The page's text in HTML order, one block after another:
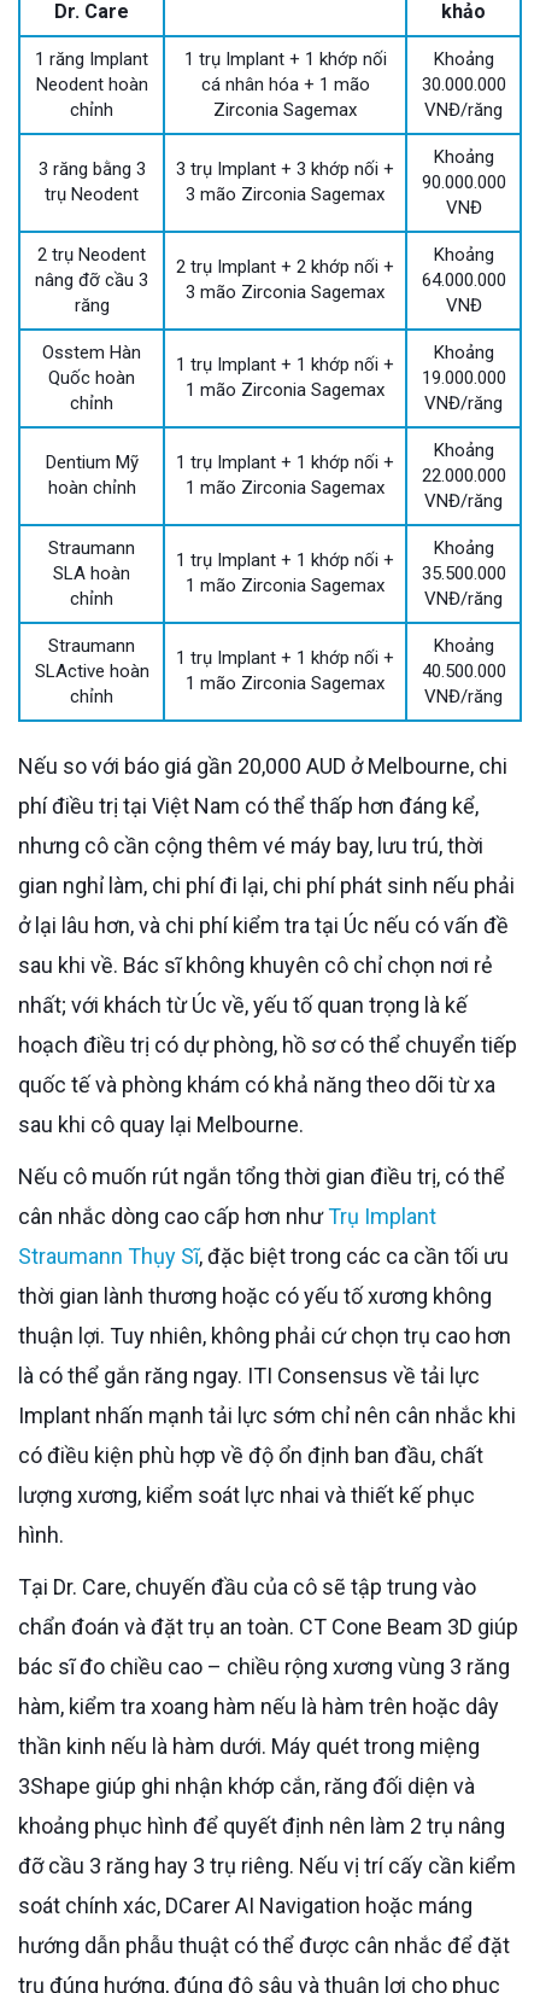
Dr. Care
khảo
1 răng Implant
Neodent hoàn
chỉnh
1 trụ Implant + 1 khớp nối
cá nhân hóa + 1 mão
Zirconia Sagemax
Khoảng
30.000.000
VNĐ/răng
3 răng bằng 3
trụ Neodent
3 trụ Implant + 3 khớp nối +
3 mão Zirconia Sagemax
Khoảng
90.000.000
VNĐ
2 trụ Neodent
nâng đỡ cầu 3
răng
2 trụ Implant + 2 khớp nối +
3 mão Zirconia Sagemax
Khoảng
64.000.000
VNĐ
Osstem Hàn
Quốc hoàn
chỉnh
1 trụ Implant + 1 khớp nối +
1 mão Zirconia Sagemax
Khoảng
19.000.000
VNĐ/răng
Dentium Mỹ
hoàn chỉnh
1 trụ Implant + 1 khớp nối +
1 mão Zirconia Sagemax
Khoảng
22.000.000
VNĐ/răng
Straumann
SLA hoàn
chỉnh
1 trụ Implant + 1 khớp nối +
1 mão Zirconia Sagemax
Khoảng
35.500.000
VNĐ/răng
Straumann
SLActive hoàn
chỉnh
1 trụ Implant + 1 khớp nối +
1 mão Zirconia Sagemax
Khoảng
40.500.000
VNĐ/răng
Nếu so với báo giá gần 20,000 AUD ở Melbourne, chi
phí điều trị tại Việt Nam có thể thấp hơn đáng kể,
nhưng cô cần cộng thêm vé máy bay, lưu trú, thời
gian nghỉ làm, chi phí đi lại, chi phí phát sinh nếu phải
ở lại lâu hơn, và chi phí kiểm tra tại Úc nếu có vấn đề
sau khi về. Bác sĩ không khuyên cô chỉ chọn nơi rẻ
nhất; với khách từ Úc về, yếu tố quan trọng là kế
hoạch điều trị có dự phòng, hồ sơ có thể chuyển tiếp
quốc tế và phòng khám có khả năng theo dõi từ xa
sau khi cô quay lại Melbourne.
Nếu cô muốn rút ngắn tổng thời gian điều trị, có thể
cân nhắc dòng cao cấp hơn nhưTrụ Implant
Straumann Thụy Sĩ, đặc biệt trong các ca cần tối ưu
thời gian lành thương hoặc có yếu tố xương không
thuận lợi. Tuy nhiên, không phải cứ chọn trụ cao hơn
là có thể gắn răng ngay. ITI Consensus về tải lực
Implant nhấn mạnh tải lực sớm chỉ nên cân nhắc khi
có điều kiện phù hợp về độ ổn định ban đầu, chất
lượng xương, kiểm soát lực nhai và thiết kế phục
hình.
Tại Dr. Care, chuyến đầu của cô sẽ tập trung vào
chẩn đoán và đặt trụ an toàn. CT Cone Beam 3D giúp
bác sĩ đo chiều cao – chiều rộng xương vùng 3 răng
hàm, kiểm tra xoang hàm nếu là hàm trên hoặc dây
thần kinh nếu là hàm dưới. Máy quét trong miệng
3Shape giúp ghi nhận khớp cắn, răng đối diện và
khoảng phục hình để quyết định nên làm 2 trụ nâng
đỡ cầu 3 răng hay 3 trụ riêng. Nếu vị trí cấy cần kiểm
soát chính xác, DCarer AI Navigation hoặc máng
hướng dẫn phẫu thuật có thể được cân nhắc để đặt
trụ đúng hướng, đúng độ sâu và thuận lợi cho phục